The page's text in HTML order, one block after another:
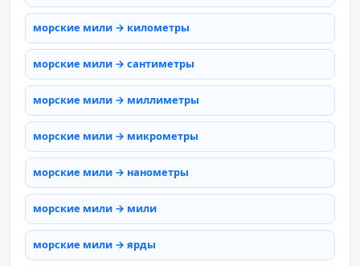
морские мили → километры
морские мили → сантиметры
морские мили → миллиметры
морские мили → микрометры
морские мили → нанометры
морские мили → мили
морские мили → ярды